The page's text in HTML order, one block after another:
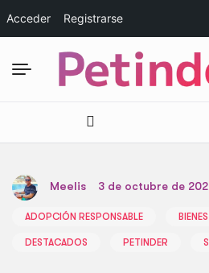
Acceder Registrarse
Meelis 3 de octubre de
ADOPCIÓN RESPONSABLE
DESTACADOS PETINDER